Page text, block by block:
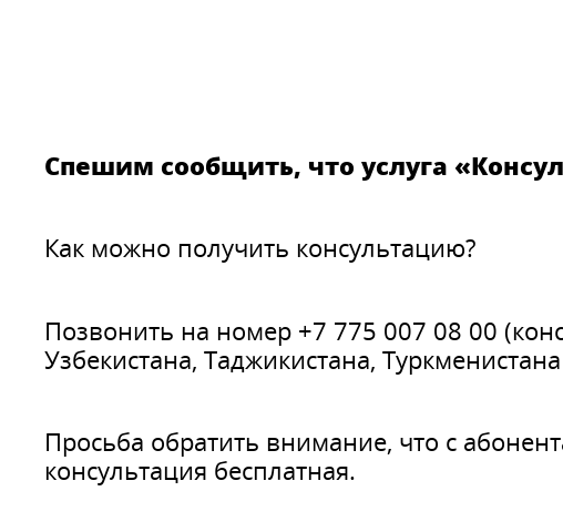
Спешим сообщить, что услуга
Как можно получить консультацию?
Позвонить на номер +7 775 007 08 00
Узбекистана, Таджикистана,
Просьба обратить внимание, что с
консультация бесплатная.